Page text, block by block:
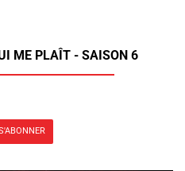
ME PLAÎT - SAISON 6